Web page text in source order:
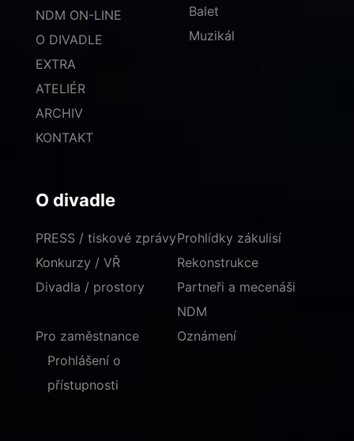
NDM ON-LINE
O DIVADLE
EXTRA
ATELIÉR
ARCHIV
KONTAKT
Balet
Muzikál
O divadle
PRESS / tiskové zprávy
Konkurzy / VŘ
Divadla / prostory
Prohlídky zákulisí
Rekonstrukce
Partneři a mecenáši
NDM
Pro zaměstnance
Oznámení
Prohlášení o
přístupnosti